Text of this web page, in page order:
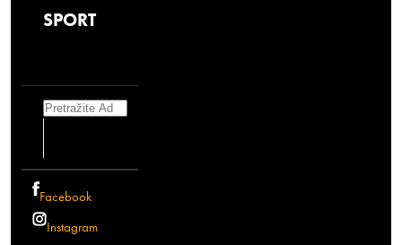
SPORT
Search
Facebook
Instagram